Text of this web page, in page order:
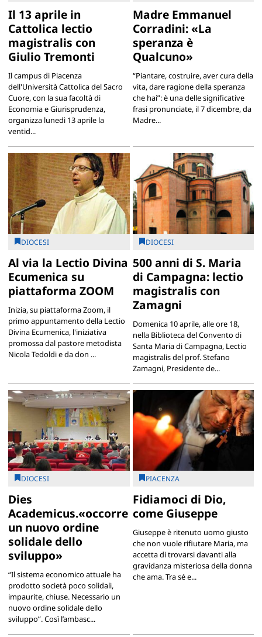
Il 13 aprile in
Cattolica lectio
magistralis con
Giulio Tremonti
Il campus di Piacenza
dell'Università Cattolica del Sacro
Cuore, con la sua facoltà di
Economia e Giurisprudenza,
organizza lunedì 13 aprile la
ventid...
Madre Emmanuel
Corradini: «La
speranza è
Qualcuno»
“Piantare, costruire, aver cura della
vita, dare ragione della speranza
che hai”: è una delle significative
frasi pronunciate, il 7 dicembre, da
Madre...
DIOCESI
Al via la Lectio Divina
Ecumenica su
piattaforma ZOOM
Inizia, su piattaforma Zoom, il
primo appuntamento della Lectio
Divina Ecumenica, l'iniziativa
promossa dal pastore metodista
Nicola Tedoldi e da don ...
DIOCESI
500 anni di S. Maria
di Campagna: lectio
magistralis con
Zamagni
Domenica 10 aprile, alle ore 18,
nella Biblioteca del Convento di
Santa Maria di Campagna, Lectio
magistralis del prof. Stefano
Zamagni, Presidente de...
DIOCESI
Dies
Academicus.«occorre
un nuovo ordine
solidale dello
sviluppo»
“Il sistema economico attuale ha
prodotto società poco solidali,
impaurite, chiuse. Necessario un
nuovo ordine solidale dello
sviluppo”. Così l’ambasc...
PIACENZA
Fidiamoci di Dio,
come Giuseppe
Giuseppe è ritenuto uomo giusto
che non vuole rifiutare Maria, ma
accetta di trovarsi davanti alla
gravidanza misteriosa della donna
che ama. Tra sé e...